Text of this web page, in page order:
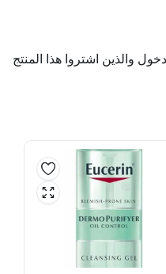
والذين اشتروا هذا المنتج